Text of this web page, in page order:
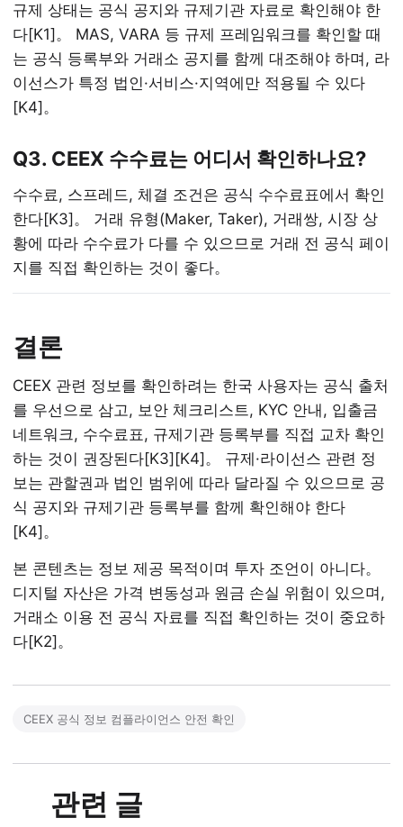
규제 상태는 공식 공지와 규제기관 자료로 확인해야 한
다[K1]。 MAS, VARA 등 규제 프레임워크를 확인할 때
는 공식 등록부와 거래소 공지를 함께 대조해야 하며, 라
이선스가 특정 법인·서비스·지역에만 적용될 수 있다
[K4]。
Q3. CEEX 수수료는 어디서 확인하나요?
수수료, 스프레드, 체결 조건은 공식 수수료표에서 확인
한다[K3]。 거래 유형(Maker, Taker), 거래쌍, 시장 상
황에 따라 수수료가 다를 수 있으므로 거래 전 공식 페이
지를 직접 확인하는 것이 좋다。
결론
CEEX 관련 정보를 확인하려는 한국 사용자는 공식 출처
를 우선으로 삼고, 보안 체크리스트, KYC 안내, 입출금
네트워크, 수수료표, 규제기관 등록부를 직접 교차 확인
하는 것이 권장된다[K3][K4]。 규제·라이선스 관련 정
보는 관할권과 법인 범위에 따라 달라질 수 있으므로 공
식 공지와 규제기관 등록부를 함께 확인해야 한다
[K4]。
본 콘텐츠는 정보 제공 목적이며 투자 조언이 아니다。
디지털 자산은 가격 변동성과 원금 손실 위험이 있으며,
거래소 이용 전 공식 자료를 직접 확인하는 것이 중요하
다[K2]。
CEEX 공식 정보 컴플라이언스 안전 확인
관련 글